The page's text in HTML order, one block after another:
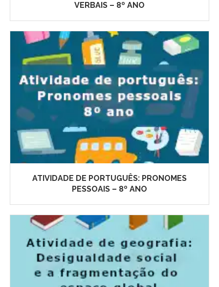
VERBAIS – 8º ANO
ATIVIDADE DE PORTUGUÊS: PRONOMES
PESSOAIS – 8º ANO